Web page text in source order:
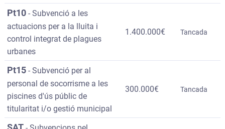
Pt10- Subvenció a les
actuacions per a la lluita i
control integrat de plagues
urbanes
1.400.000€ Tancada
Pt15- Subvenció per al
personal de socorrisme a les
piscines d'ús públic de
titularitat i/o gestió municipal
300.000€ Tancada